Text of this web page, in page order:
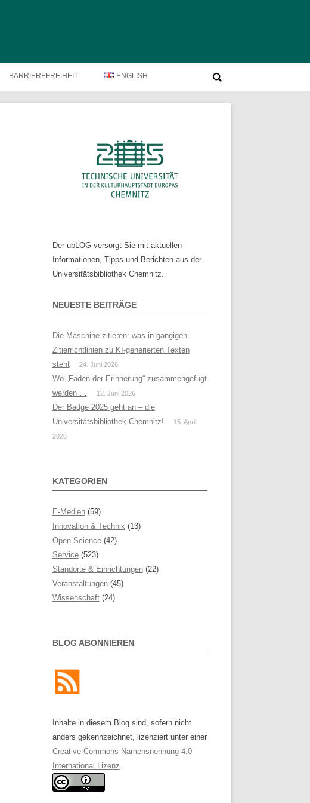
BARRIEREFREIHEIT ENGLISH
nach:
Der ubLOG versorgt Sie mit aktuellen
Informationen, Tipps und Berichten aus der
Universitätsbibliothek Chemnitz.
NEUESTE BEITRÄGE
Die Maschine zitieren: was in gängigen
Zitierrichtlinien zu KI-generierten Texten
steht
24. Juni 2026
Wo „Fäden der Erinnerung“ zusammengefügt
werden …
12. Juni 2026
Der Badge 2025 geht an – die
Universitätsbibliothek Chemnitz!
15. April
2026
KATEGORIEN
E-Medien(59)
Innovation & Technik(13)
Open Science(42)
Service(523)
Standorte & Einrichtungen(22)
Veranstaltungen(45)
Wissenschaft(24)
BLOG ABONNIEREN
Inhalte in diesem Blog sind, sofern nicht
anders gekennzeichnet, lizenziert unter einer
Creative Commons Namensnennung 4.0
International Lizenz.